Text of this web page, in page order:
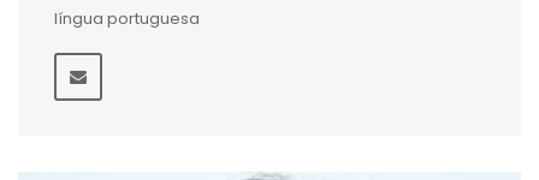
língua portuguesa